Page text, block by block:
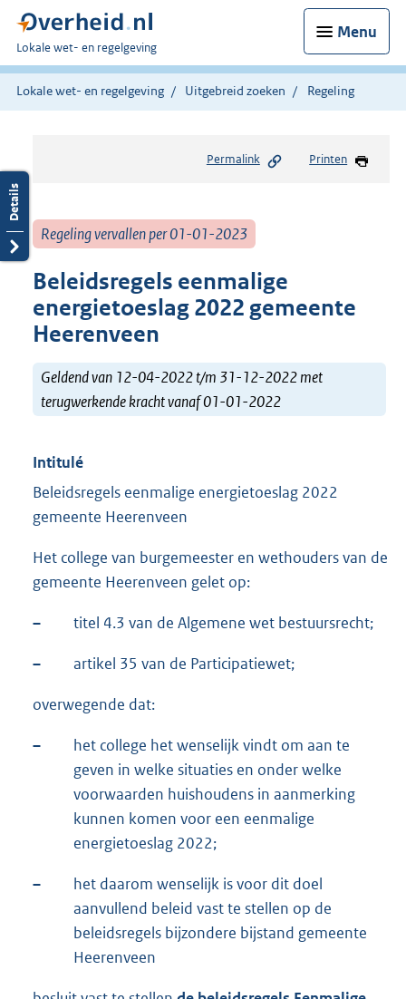
Menu
U
bent
hier:
Lokale wet- en regelgeving
Lokale wet- en regelgeving Uitgebreid zoeken Regeling
Permalink Printen
Regeling vervallen per 01-01-2023
Beleidsregels eenmalige
energietoeslag 2022 gemeente
Heerenveen
Geldend van 12-04-2022 t/m 31-12-2022 met
terugwerkende kracht vanaf 01-01-2022
Intitulé
Beleidsregels eenmalige energietoeslag 2022
gemeente Heerenveen
Het college van burgemeester en wethouders van de
gemeente Heerenveen gelet op:
– titel 4.3 van de Algemene wet bestuursrecht;
– artikel 35 van de Participatiewet;
overwegende dat:
–
het college het wenselijk vindt om aan te
geven in welke situaties en onder welke
voorwaarden huishoudens in aanmerking
kunnen komen voor een eenmalige
energietoeslag 2022;
–
het daarom wenselijk is voor dit doel
aanvullend beleid vast te stellen op de
beleidsregels bijzondere bijstand gemeente
Heerenveen